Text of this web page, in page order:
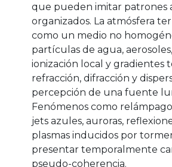
que pueden imitar patrones
organizados. La atmósfera
como un medio no
partículas de agua,
ionización local y gradientes
refracción, difracción y
percepción de una fuente
Fenómenos como
jets azules, auroras,
plasmas inducidos por
presentar temporalmente
pseudo-coherencia.